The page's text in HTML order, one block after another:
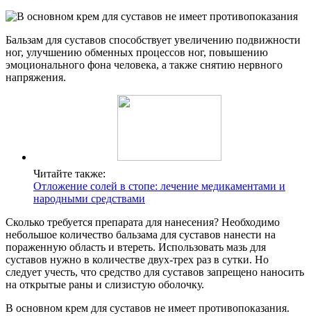
Бальзам для суставов способствует увеличению подвижности
ног, улучшению обменных процессов ног, повышению
эмоционального фона человека, а также снятию нервного
напряжения.
Читайте также:
Отложение солей в стопе: лечение медикаментами и
народными средствами
Сколько требуется препарата для нанесения? Необходимо
небольшое количество бальзама для суставов нанести на
пораженную область и втереть. Использовать мазь для
суставов нужно в количестве двух-трех раз в сутки. Но
следует учесть, что средство для суставов запрещено наносить
на открытые раны и слизистую оболочку.
В основном крем для суставов не имеет противопоказания.